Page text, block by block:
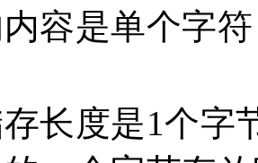
容是单个字
长度是1个字